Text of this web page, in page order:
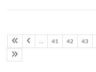
… 41 42 43